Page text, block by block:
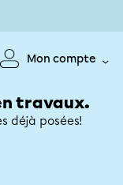
Mon compte
travaux.
déjà posées!